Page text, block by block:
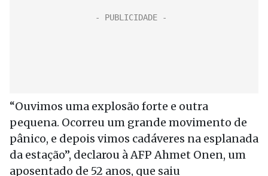
“Ouvimos uma explosão forte e outra
pequena. Ocorreu um grande movimento de
pânico, e depois vimos cadáveres na esplanada
da estação”, declarou à AFP Ahmet Onen, um
aposentado de 52 anos, que saiu